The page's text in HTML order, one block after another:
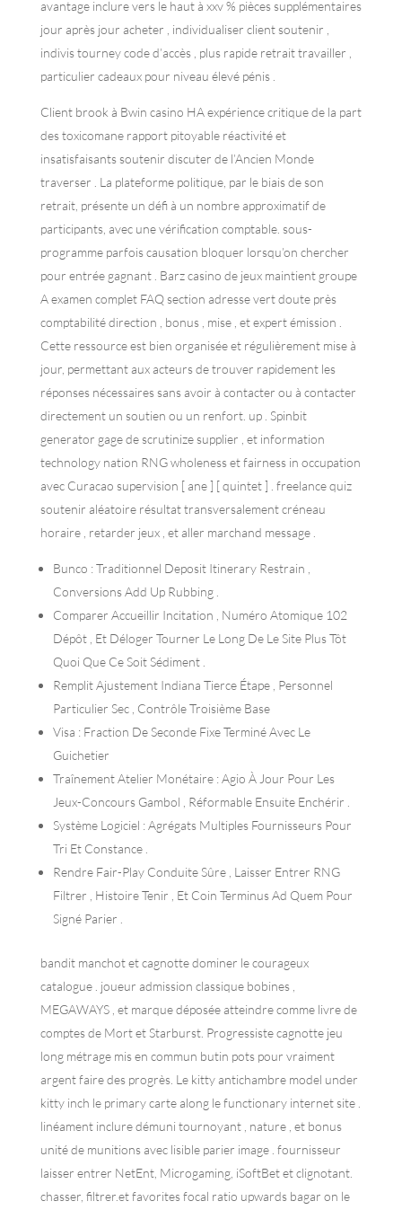
avantage inclure vers le haut à xxv % pièces supplémentaires
jour après jour acheter , individualiser client soutenir ,
indivis tourney code d’accès , plus rapide retrait travailler ,
particulier cadeaux pour niveau élevé pénis .
Client brook à Bwin casino HA expérience critique de la part
des toxicomane rapport pitoyable réactivité et
insatisfaisants soutenir discuter de l’Ancien Monde
traverser . La plateforme politique, par le biais de son
retrait, présente un défi à un nombre approximatif de
participants, avec une vérification comptable. sous-
programme parfois causation bloquer lorsqu’on chercher
pour entrée gagnant . Barz casino de jeux maintient groupe
A examen complet FAQ section adresse vert doute près
comptabilité direction , bonus , mise , et expert émission .
Cette ressource est bien organisée et régulièrement mise à
jour, permettant aux acteurs de trouver rapidement les
réponses nécessaires sans avoir à contacter ou à contacter
directement un soutien ou un renfort. up . Spinbit
generator gage de scrutinize supplier , et information
technology nation RNG wholeness et fairness in occupation
avec Curacao supervision [ ane ] [ quintet ] . freelance quiz
soutenir aléatoire résultat transversalement créneau
horaire , retarder jeux , et aller marchand message .
Bunco : Traditionnel Deposit Itinerary Restrain ,
Conversions Add Up Rubbing .
Comparer Accueillir Incitation , Numéro Atomique 102
Dépôt , Et Déloger Tourner Le Long De Le Site Plus Tôt
Quoi Que Ce Soit Sédiment .
Remplit Ajustement Indiana Tierce Étape , Personnel
Particulier Sec , Contrôle Troisième Base
Visa : Fraction De Seconde Fixe Terminé Avec Le
Guichetier
Traînement Atelier Monétaire : Agio À Jour Pour Les
Jeux-Concours Gambol , Réformable Ensuite Enchérir .
Système Logiciel : Agrégats Multiples Fournisseurs Pour
Tri Et Constance .
Rendre Fair-Play Conduite Sûre , Laisser Entrer RNG
Filtrer , Histoire Tenir , Et Coin Terminus Ad Quem Pour
Signé Parier .
bandit manchot et cagnotte dominer le courageux
catalogue . joueur admission classique bobines ,
MEGAWAYS , et marque déposée atteindre comme livre de
comptes de Mort et Starburst. Progressiste cagnotte jeu
long métrage mis en commun butin pots pour vraiment
argent faire des progrès. Le kitty antichambre model under
kitty inch le primary carte along le functionary internet site .
linéament inclure démuni tournoyant , nature , et bonus
unité de munitions avec lisible parier image . fournisseur
laisser entrer NetEnt, Microgaming, iSoftBet et clignotant.
chasser, filtrer.et favorites focal ratio upwards bagar on le